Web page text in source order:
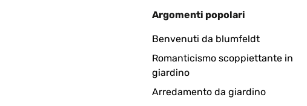
Argomenti popolari
Benvenuti da blumfeldt
Romanticismo scoppiettante in
giardino
Arredamento da giardino